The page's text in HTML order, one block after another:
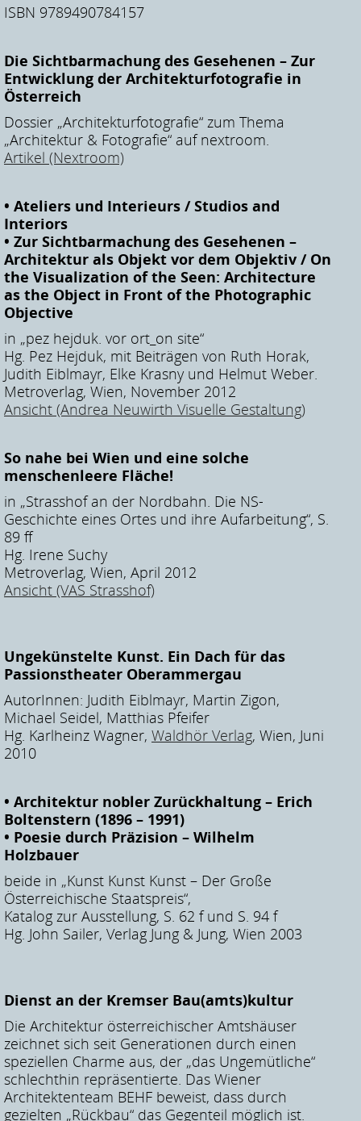
ISBN 9789490784157
Die Sichtbarmachung des Gesehenen – Zur
Entwicklung der Architekturfotografie in
Österreich
Dossier „Architekturfotografie“ zum Thema
„Architektur & Fotografie“ auf nextroom.
Artikel (Nextroom)
• Ateliers und Interieurs / Studios and
Interiors
• Zur Sichtbarmachung des Gesehenen –
Architektur als Objekt vor dem Objektiv / On
the Visualization of the Seen: Architecture
as the Object in Front of the Photographic
Objective
in „pez hejduk. vor ort_on site“
Hg. Pez Hejduk, mit Beiträgen von Ruth Horak,
Judith Eiblmayr, Elke Krasny und Helmut Weber.
Metroverlag, Wien, November 2012
Ansicht (Andrea Neuwirth Visuelle Gestaltung)
So nahe bei Wien und eine solche
menschenleere Fläche!
in „Strasshof an der Nordbahn. Die NS-
Geschichte eines Ortes und ihre Aufarbeitung“, S.
89 ff
Hg. Irene Suchy
Metroverlag, Wien, April 2012
Ansicht (VAS Strasshof)
Ungekünstelte Kunst. Ein Dach für das
Passionstheater Oberammergau
AutorInnen: Judith Eiblmayr, Martin Zigon,
Michael Seidel, Matthias Pfeifer
Hg. Karlheinz Wagner, Waldhör Verlag, Wien, Juni
2010
• Architektur nobler Zurückhaltung – Erich
Boltenstern (1896 – 1991)
• Poesie durch Präzision – Wilhelm
Holzbauer
beide in „Kunst Kunst Kunst – Der Große
Österreichische Staatspreis“,
Katalog zur Ausstellung, S. 62 f und S. 94 f
Hg. John Sailer, Verlag Jung & Jung, Wien 2003
Dienst an der Kremser Bau(amts)kultur
Die Architektur österreichischer Amtshäuser
zeichnet sich seit Generationen durch einen
speziellen Charme aus, der „das Ungemütliche“
schlechthin repräsentierte. Das Wiener
Architektenteam BEHF beweist, dass durch
gezielten „Rückbau“ das Gegenteil möglich ist.